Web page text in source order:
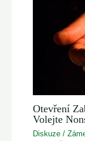
Otevření
Volejte
Diskuze /